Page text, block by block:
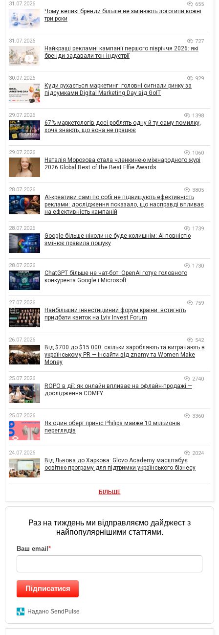
31.07.2026 655
Чому великі бренди більше не змінюють логотипи кожні
три роки
31.07.2026 727
Найкращі рекламні кампанії першого півріччя 2026: які
бренди задавали тон індустрії
30.07.2026 929
Куди рухається маркетинг: головні сигнали ринку за
підсумками Digital Marketing Day від GoIT
29.07.2026 1398
67% маркетологів досі роблять одну й ту саму помилку,
хоча знають, що вона не працює
29.07.2026 1060
Наталія Морозова стала членкинею міжнародного журі
2026 Global Best of the Best Effie Awards
28.07.2026 3805
AI-креативи самі по собі не підвищують ефективність
реклами: дослідження показало, що насправді впливає
на ефективність кампаній
28.07.2026 1739
Google більше ніколи не буде колишнім: AI повністю
змінює правила пошуку
28.07.2026 1730
ChatGPT більше не чат-бот: OpenAI готує головного
конкурента Google і Microsoft
27.07.2026 759
Найбільший інвестиційний форум країни: встигніть
придбати квиток на Lviv Invest Forum
26.07.2026 542
Від $700 до $15 000: скільки заробляють та витрачають в
українському PR — інсайти від znamy та Women Make
Money
25.07.2026 2740
ROPO в дії: як онлайн впливає на офлайн-продажі —
дослідження COMFY
25.07.2026 3360
Як один оберт приніс Philips майже 10 мільйонів
переглядів
24.07.2026 2024
Від Львова до Харкова: Glovo Academy масштабує
освітню програму для підтримки українського бізнесу
БІЛЬШЕ
Раз на тиждень ми відправляємо дайджест з
найпопулярнішими статтями.
Ваш email *
Підписатися
Надано SendPulse